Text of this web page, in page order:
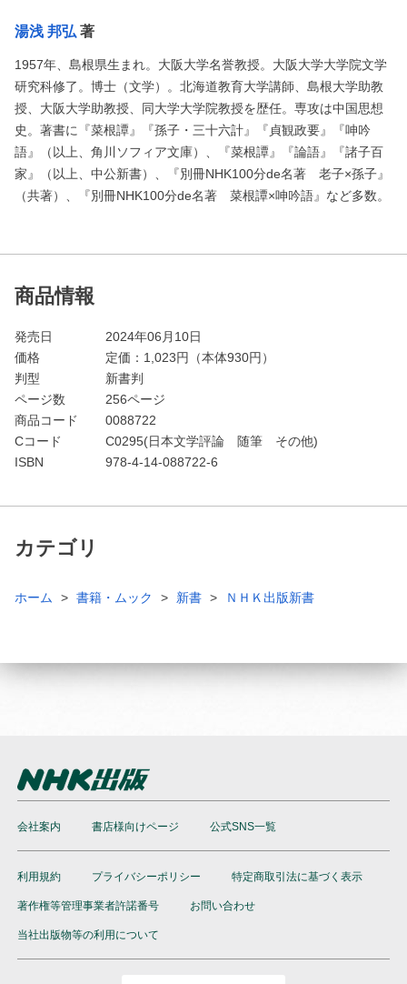
湯浅 邦弘 著
1957年、島根県生まれ。大阪大学名誉教授。大阪大学大学院文学
研究科修了。博士（文学）。北海道教育大学講師、島根大学助教
授、大阪大学助教授、同大学大学院教授を歴任。専攻は中国思想
史。著書に『菜根譚』『孫子・三十六計』『貞観政要』『呻吟
語』（以上、角川ソフィア文庫）、『菜根譚』『論語』『諸子百
家』（以上、中公新書）、『別冊NHK100分de名著 老子×孫子』
（共著）、『別冊NHK100分de名著 菜根譚×呻吟語』など多数。
商品情報
発売日
2024年06月10日
価格
定価： 1,023円（本体930円）
判型
新書判
ページ数
256ページ
商品コード
0088722
Cコード
C0295(日本文学評論 随筆 その他)
ISBN
978-4-14-088722-6
カテゴリ
ホーム 書籍・ムック 新書 ＮＨＫ出版新書
会社案内 書店様向けページ 公式SNS一覧
利用規約 プライバシーポリシー 特定商取引法に基づく表示
著作権等管理事業者許諾番号 お問い合わせ
当社出版物等の利用について